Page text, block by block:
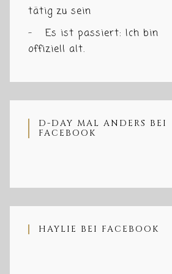
tätig zu sein
Es ist passiert: Ich bin
offiziell alt.
D-DAY MAL ANDERS BEI
FACEBOOK
HAYLIE BEI FACEBOOK